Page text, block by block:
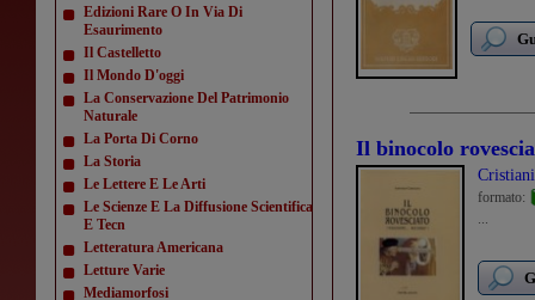
Edizioni Rare O In Via Di
Esaurimento
Il Castelletto
Il Mondo D'oggi
La Conservazione Del Patrimonio
Naturale
La Porta Di Corno
La Storia
Le Lettere E Le Arti
Le Scienze E La Diffusione Scientifica
E Tecn
Letteratura Americana
Letture Varie
Mediamorfosi
Il binocolo
formato:
...